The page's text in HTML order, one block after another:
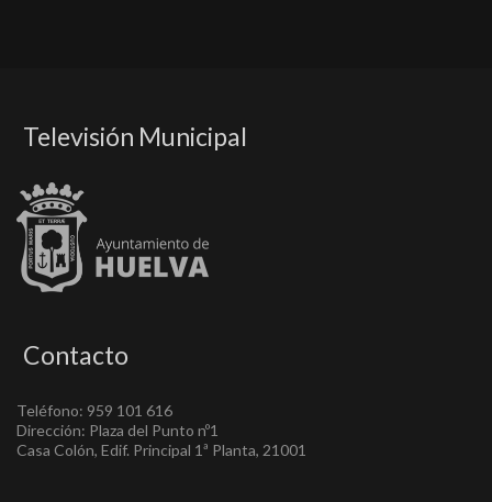
Televisión Municipal
Contacto
Teléfono: 959 101 616
Dirección: Plaza del Punto nº1
Casa Colón, Edif. Principal 1ª Planta, 21001